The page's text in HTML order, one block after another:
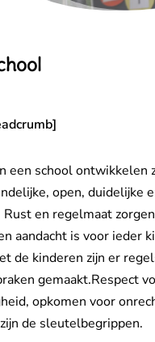
een school ontwikkelen
open, duidelijke
Rust en regelmaat
aandacht is voor ieder
de kinderen zijn er
gemaakt.Respect
opkomen voor
de sleutelbegrippen.